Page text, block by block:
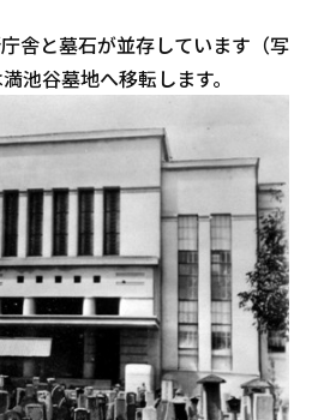
舎と墓石が並存しています（写
池谷墓地へ移転します。